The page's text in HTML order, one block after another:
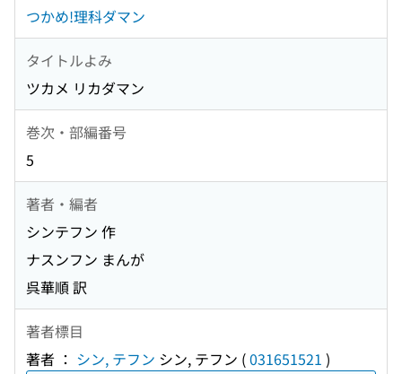
つかめ!理科ダマン
タイトルよみ
ツカメ リカダマン
巻次・部編番号
5
著者・編者
シンテフン 作
ナスンフン まんが
呉華順 訳
著者標目
著者 ： シン, テフン シン, テフン (031651521 )